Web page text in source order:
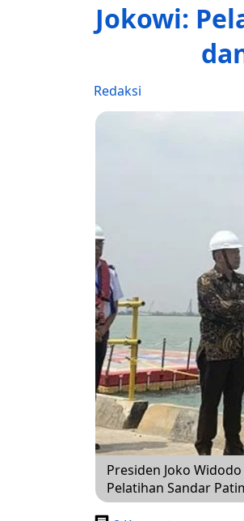
Jokowi:
Redaksi
Presiden Joko
Pelatihan Sandar